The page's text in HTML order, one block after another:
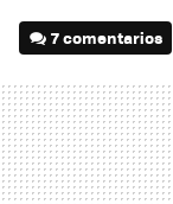
7 comentarios